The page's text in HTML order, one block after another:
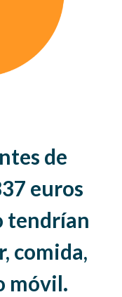
de
euros
tendrían
comida,
móvil.